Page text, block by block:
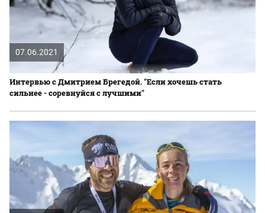
07.06.2021
Интервью с Дмитрием Брегедой. "Если хочешь стать
сильнее - соревнуйся с лучшими"